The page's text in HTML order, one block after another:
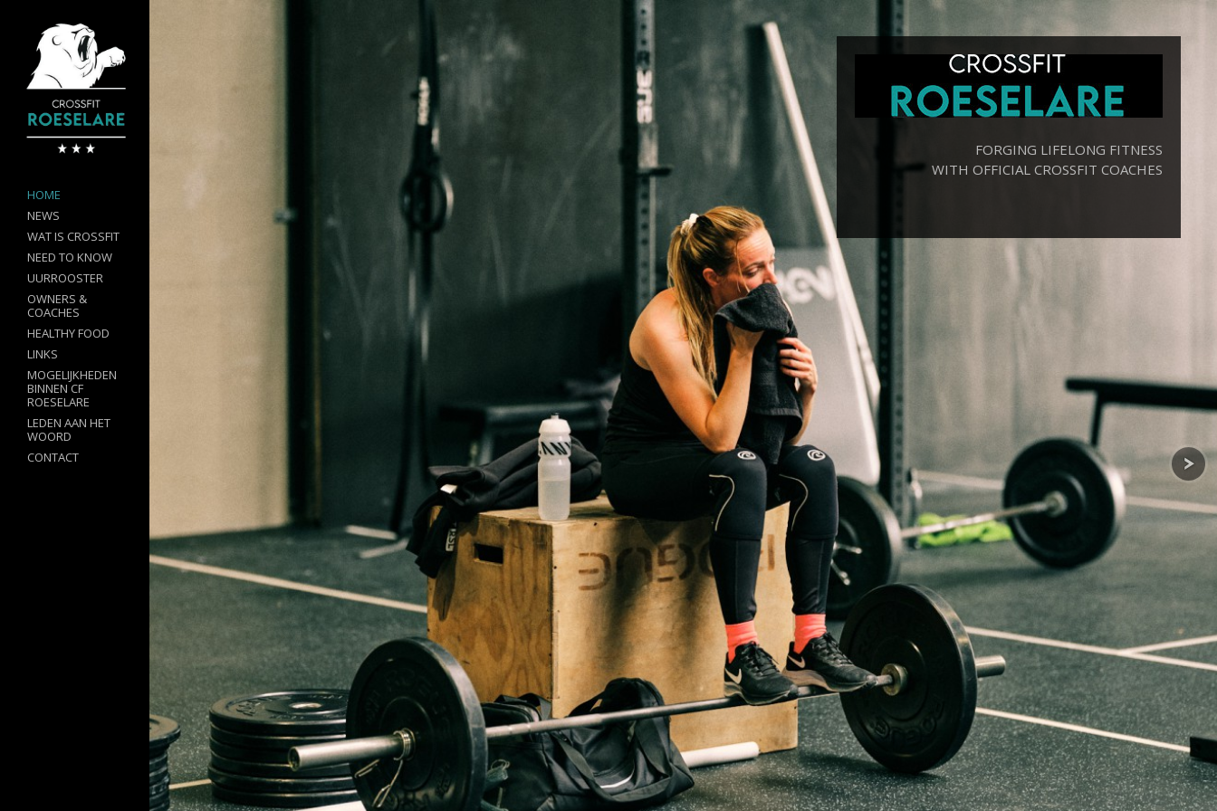
HOME
NEWS
WAT IS CROSSFIT
NEED TO KNOW
UURROOSTER
OWNERS &
COACHES
HEALTHY FOOD
LINKS
MOGELIJKHEDEN
BINNEN CF
ROESELARE
LEDEN AAN HET
WOORD
CONTACT
FORGING LIFELONG FITNESS
WITH OFFICIAL CROSSFIT COACHES